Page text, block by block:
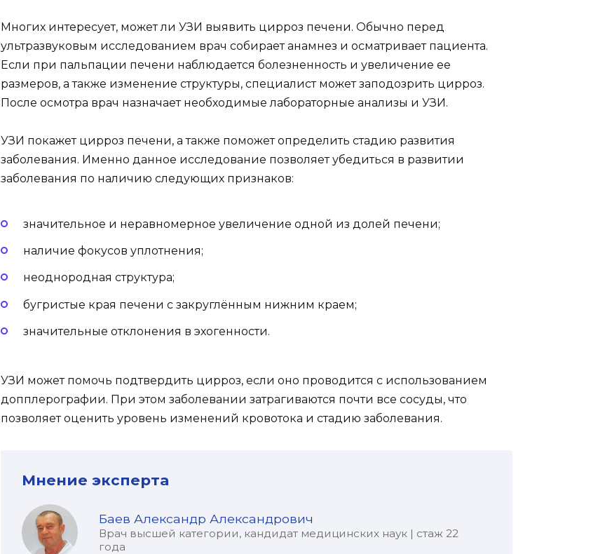
Многих интересует, может ли УЗИ выявить цирроз печени. Обычно перед
ультразвуковым исследованием врач собирает анамнез и осматривает пациента.
Если при пальпации печени наблюдается болезненность и увеличение ее
размеров, а также изменение структуры, специалист может заподозрить цирроз.
После осмотра врач назначает необходимые лабораторные анализы и УЗИ.
УЗИ покажет цирроз печени, а также поможет определить стадию развития
заболевания. Именно данное исследование позволяет убедиться в развитии
заболевания по наличию следующих признаков:
значительное и неравномерное увеличение одной из долей печени;
наличие фокусов уплотнения;
неоднородная структура;
бугристые края печени с закруглённым нижним краем;
значительные отклонения в эхогенности.
УЗИ может помочь подтвердить цирроз, если оно проводится с использованием
допплерографии. При этом заболевании затрагиваются почти все сосуды, что
позволяет оценить уровень изменений кровотока и стадию заболевания.
Мнение эксперта
Баев Александр Александрович
Врач высшей категории, кандидат медицинских наук | стаж 22
года